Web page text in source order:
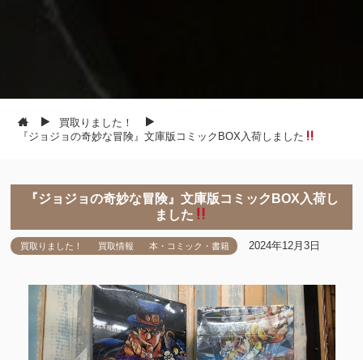
買取りました！
『ジョジョの奇妙な冒険』文庫版コミックBOX入荷しました
『ジョジョの奇妙な冒険』文庫版コミックBOX入荷し
ました
買取りました！ 買取情報 本・コミック・書籍 2024年12月3日